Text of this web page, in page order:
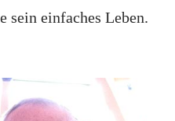
sein einfaches Leben.